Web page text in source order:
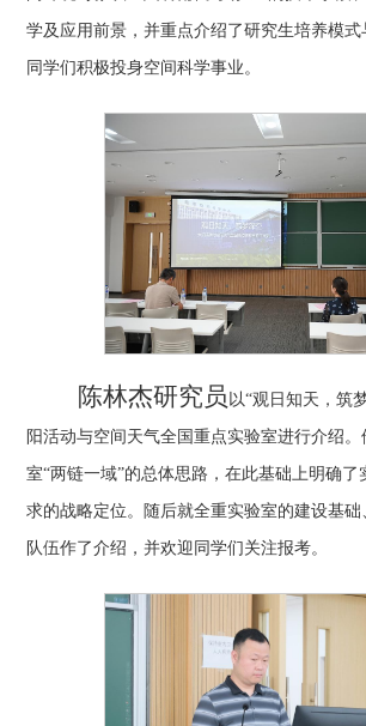
学及应用前景，并重点介绍了研究生培养模
同学们积极投身空间科学事业。
陈林杰研究员 以“观日知天，筑
阳活动与空间天气全国重点实验室进行介绍
室“两链一域”的总体思路，在此基础上明确了
求的战略定位。随后就全重实验室的建设基
队伍作了介绍，并欢迎同学们关注报考。